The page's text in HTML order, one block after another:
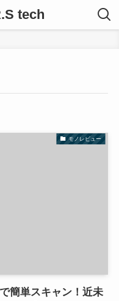
tech
モノレビュー
簡単スキャン！近未